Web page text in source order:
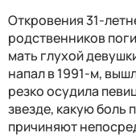
Откровения 31-
родственников
мать глухой
напал в 1991-м,
резко осудила
звезде, какую боль
причиняют